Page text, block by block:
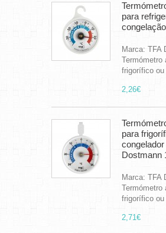
para
Marca: TFA
Termómetro
frigorífico ou
2,26€
para
congelador
Dostmann
Marca: TFA
Termómetro
frigorífico ou
2,71€